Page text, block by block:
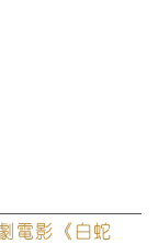
電影《白蛇